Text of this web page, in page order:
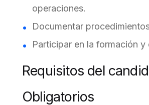
operaciones.
Documentar
Participar en la formación
Requisitos del
Obligatorios